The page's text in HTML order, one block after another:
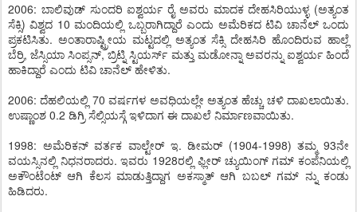
2006: ಬಾಲಿವುಡ್ ಸುಂದರಿ ಐಶ್ವರ್ಯ ರೈ ಅವರು ಮಾದಕ ದೇಹಸಿರಿಯುಳ್ಳ (ಅತ್ಯಂತ
ಸೆಕ್ಸಿ) ವಿಶ್ವದ 10 ಮಂದಿಯಲ್ಲಿ ಒಬ್ಬರಾಗಿದ್ದಾರೆ ಎಂದು ಅಮೆರಿಕದ ಟಿವಿ ಚಾನೆಲ್ ಒಂದು
ಪ್ರಕಟಿಸಿತು. ಅಂತಾರಾಷ್ಟ್ರೀಯ ಮಟ್ಟದಲ್ಲಿ ಅತ್ಯಂತ ಸೆಕ್ಸಿ ದೇಹಸಿರಿ ಹೊಂದಿರುವ ಹಾಲ್ಲೆ
ಬೆರ್ರಿ, ಜೆಸ್ಸಿಯಾ ಸಿಂಪ್ಸನ್, ಬ್ರಿಟ್ನಿ ಸ್ಟಿಯರ್ಸ್ ಮತ್ತು ಮಡೋನ್ನಾ ಅವರನ್ನು ಐಶ್ವರ್ಯ ಹಿಂದೆ
ಹಾಕಿದ್ದಾರೆ ಎಂದು ಟಿವಿ ಚಾನೆಲ್ ಹೇಳಿತು.
2006: ದೆಹಲಿಯಲ್ಲಿ 70 ವರ್ಷಗಳ ಅವಧಿಯಲ್ಲೇ ಅತ್ಯಂತ ಹೆಚ್ಚು ಚಳಿ ದಾಖಲಾಯಿತು.
ಉಷ್ಣಾಂಶ 0.2 ಡಿಗ್ರಿ ಸೆಲ್ಸಿಯಸ್ಗೆ ಇಳಿದಾಗ ಈ ದಾಖಲೆ ನಿರ್ಮಾಣವಾಯಿತು.
1998: ಅಮೆರಿಕನ್ ವರ್ತಕ ವಾಲ್ಟೇರ್ ಇ. ಡೀಮರ್ (1904-1998) ತಮ್ಮ 93ನೇ
ವಯಸ್ಸಿನಲ್ಲಿ ನಿಧನರಾದರು. ಇವರು 1928ರಲ್ಲಿ ಫ್ಲೀರ್ ಚ್ಯುಯಿಂಗ್ ಗಮ್ ಕಂಪೆನಿಯಲ್ಲಿ
ಅಕೌಂಟೆಂಟ್ ಆಗಿ ಕೆಲಸ ಮಾಡುತ್ತಿದ್ದಾಗ ಅಕಸ್ಮಾತ್ ಆಗಿ ಬಬಲ್ ಗಮ್ ನ್ನು ಕಂಡು
ಹಿಡಿದರು.